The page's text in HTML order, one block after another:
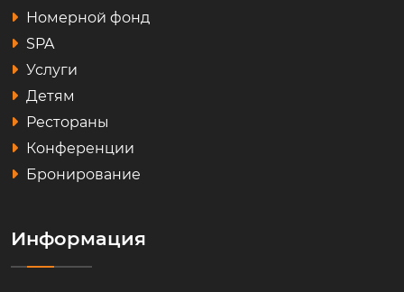
Номерной фонд
SPA
Услуги
Детям
Рестораны
Конференции
Бронирование
Информация